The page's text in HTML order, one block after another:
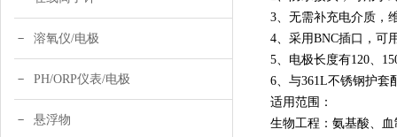
溶氧仪/电极
PH/ORP仪表/电极
悬浮物
3、无需补充电介质，
4、采用BNC插口，可
5、电极长度有120、
6、与361L不锈钢护套
适用范围：
生物工程：氨基酸、